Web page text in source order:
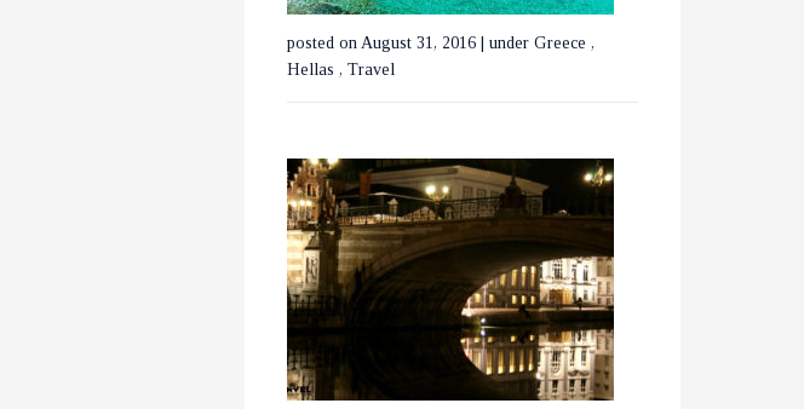
posted on August 31, 2016 under Greece ,
Hellas , Travel
ΟΙ ΚΑΤΑΡΡΑΚΤΕΣ ΤΗΣ
ΒΑΡΒΑΡΑΣ ΣΤΗΝ
ΟΡΕΙΝΗ ΧΑΛΚΙΔΙΚΗ